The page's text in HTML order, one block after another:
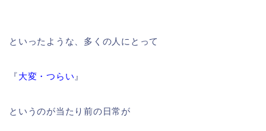
といったような、多くの人にとって
『大変・つらい 』
というのが当たり前の日常が